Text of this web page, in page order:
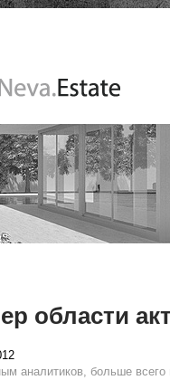
области
аналитиков, больше всего